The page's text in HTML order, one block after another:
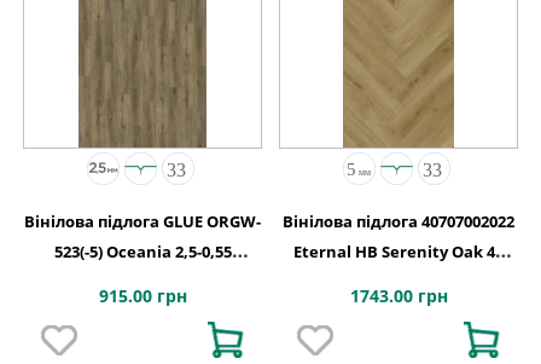
Вінілова підлога GLUE ORGW-
523(-5) Oceania 2,5-0,55
1227х187х2,5
915.00 грн
Вінілова підлога 40707002022
Eternal HB Serenity Oak 4V
1743.00 грн